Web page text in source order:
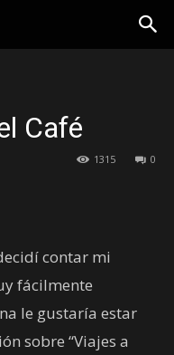
Café
0
1315
contar mi
fácilmente
le gustaría estar
sobre “Viajes a